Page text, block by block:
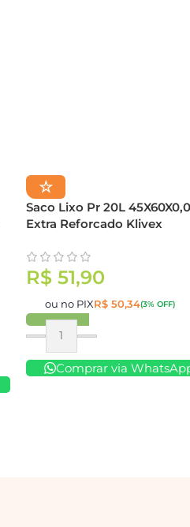
☆
Saco Lixo Pr 20L
Extra Reforcado Klivex
R$51,90
ou no PIXR$50,34(3% OFF)
Comprar
Comprar via